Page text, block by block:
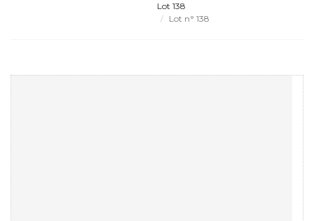
Lot 138
Lot n° 138